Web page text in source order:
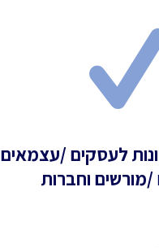
לעסקים /עצמאים
/מורשים וחברות